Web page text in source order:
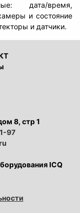
дата/время,
и состояние
и датчики.
8, стр 1
97
ICQ